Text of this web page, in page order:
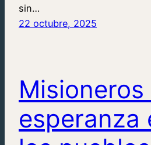
sin…
22 octubre, 2025
Misioneros
esperanza